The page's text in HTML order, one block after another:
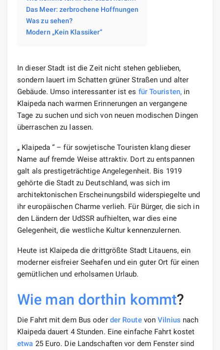
Das Meer: zerbrochene Hoffnungen
Was zu sehen?
Modern „Kein Klassiker“
In dieser Stadt ist die Zeit nicht stehen geblieben,
sondern lauert im Schatten grüner Straßen und alter
Gebäude. Umso interessanter ist es für Touristen,in
Klaipeda nach warmen Erinnerungen an vergangene
Tage zu suchen und sich von neuen modischen Dingen
überraschen zu lassen.
„ Klaipeda “ – für sowjetische Touristen klang dieser
Name auf fremde Weise attraktiv. Dort zu entspannen
galt als prestigeträchtige Angelegenheit. Bis 1919
gehörte die Stadt zu Deutschland, was sich im
architektonischen Erscheinungsbild widerspiegelte und
ihr europäischen Charme verlieh. Für Bürger, die sich in
den Ländern der UdSSR aufhielten, war dies eine
Gelegenheit, die westliche Kultur kennenzulernen.
Heute ist Klaipeda die drittgrößte Stadt Litauens, ein
moderner eisfreier Seehafen und ein guter Ort für einen
gemütlichen und erholsamen Urlaub.
Wie man dorthin kommt?
Die Fahrt mit dem Bus oder der RoutevonVilnius nach
Klaipeda dauert 4 Stunden. Eine einfache Fahrt kostet
etwa 25 Euro. Die Landschaften vor dem Fenster sind